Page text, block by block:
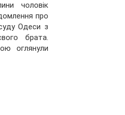
чоловік
про
Одеси з
брата.
оглянули